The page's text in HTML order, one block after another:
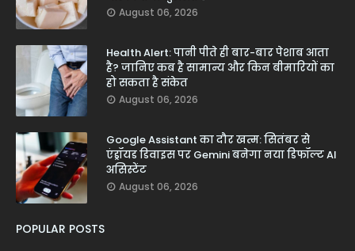
August 06, 2026
Health Alert: पानी पीते ही बार-बार पेशाब आता
है? जानिए कब है सामान्य और किन बीमारियों का
हो सकता है संकेत
August 06, 2026
Google Assistant का दौर खत्म: सितंबर से
एंड्रॉयड डिवाइस पर Gemini बनेगा नया डिफॉल्ट AI
असिस्टेंट
August 06, 2026
POPULAR POSTS